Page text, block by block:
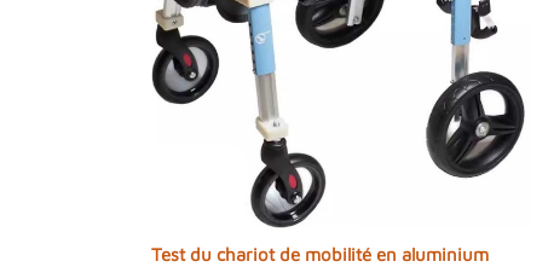
Test du chariot de mobilité en aluminium